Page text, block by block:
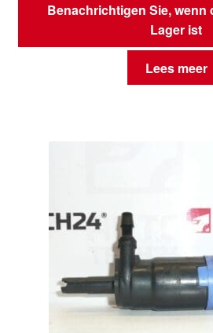
Benachrichtigen Sie, wenn
Lager ist
Lees meer